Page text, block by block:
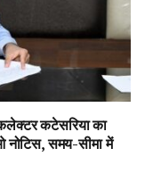
कटेसरिया का
समय-सीमा में